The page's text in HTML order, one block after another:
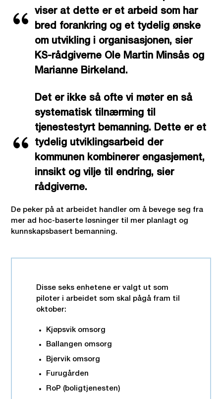
viser at dette er et arbeid som har
bred forankring og et tydelig ønske
om utvikling i organisasjonen, sier
KS-rådgiverne Ole Martin Minsås og
Marianne Birkeland.
Det er ikke så ofte vi møter en så
systematisk tilnærming til
tjenestestyrt bemanning. Dette er et
tydelig utviklingsarbeid der
kommunen kombinerer engasjement,
innsikt og vilje til endring, sier
rådgiverne.
De peker på at arbeidet handler om å bevege seg fra
mer ad hoc-baserte løsninger til mer planlagt og
kunnskapsbasert bemanning.
Disse seks enhetene er valgt ut som
piloter i arbeidet som skal pågå fram til
oktober:
Kjøpsvik omsorg
Ballangen omsorg
Bjervik omsorg
Furugården
RoP (boligtjenesten)